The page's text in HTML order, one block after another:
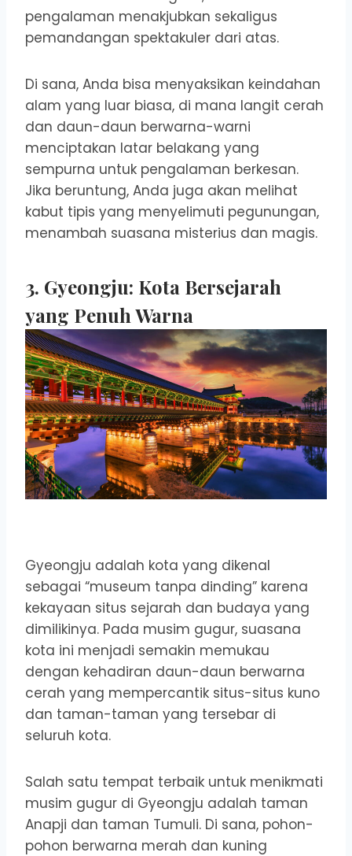
pengalaman menakjubkan sekaligus
pemandangan spektakuler dari atas.
Di sana, Anda bisa menyaksikan keindahan
alam yang luar biasa, di mana langit cerah
dan daun-daun berwarna-warni
menciptakan latar belakang yang
sempurna untuk pengalaman berkesan.
Jika beruntung, Anda juga akan melihat
kabut tipis yang menyelimuti pegunungan,
menambah suasana misterius dan magis.
3. Gyeongju: Kota Bersejarah
yang Penuh Warna
Gyeongju adalah kota yang dikenal
sebagai “museum tanpa dinding” karena
kekayaan situs sejarah dan budaya yang
dimilikinya. Pada musim gugur, suasana
kota ini menjadi semakin memukau
dengan kehadiran daun-daun berwarna
cerah yang mempercantik situs-situs kuno
dan taman-taman yang tersebar di
seluruh kota.
Salah satu tempat terbaik untuk menikmati
musim gugur di Gyeongju adalah taman
Anapji dan taman Tumuli. Di sana, pohon-
pohon berwarna merah dan kuning